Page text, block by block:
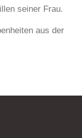
seiner Frau.
aus der